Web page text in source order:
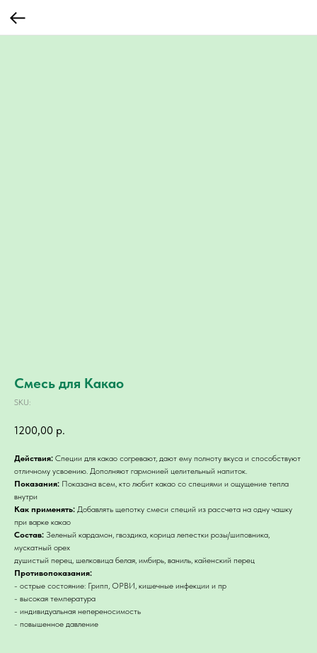
Смесь для Какао
SKU:
1200,00 р.
Действия: Специи для какао согревают, дают ему полноту вкуса и способствуют
отличному усвоению. Дополняют гармонией целительный напиток.
Показания: Показана всем, кто любит какао со специями и ощущение тепла
внутри
Как применять: Добавлять щепотку смеси специй из рассчета на одну чашку
при варке какао
Состав: Зеленый кардамон, гвоздика, корица лепестки розы/шиповника,
мускатный орех
душистый перец, шелковица белая, имбирь, ваниль, кайенский перец
Противопоказания:
- острые состояние: Грипп, ОРВИ, кишечные инфекции и пр
- высокая температура
- индивидуальная непереносимость
- повышенное давление